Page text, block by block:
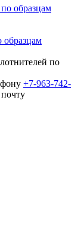
образцам
по
+7-963-742-